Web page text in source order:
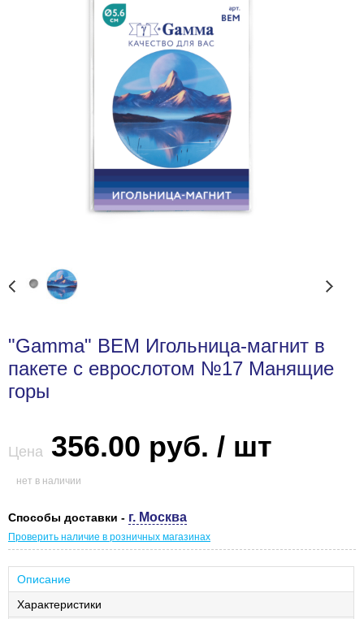
"Gamma" BEM Игольница-магнит в
пакете с еврослотом №17 Манящие
горы
Цена 356.00 руб. / шт
нет в наличии
Способы доставки - г. Москва
Проверить наличие в розничных магазинах
Описание
Характеристики